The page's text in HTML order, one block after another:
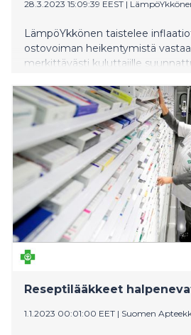
28.3.2023 15:09:39 EEST |
LämpöYkkönen taistelee
ostovoiman heikentymistä
merkittävästi kuluttajille
avulla yritys mahdollistaa
energiatehokasta ja
varmistaen samalla
Reseptilääkkeet
1.1.2023 00:01:00 EET | Suomen